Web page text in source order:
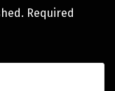
Required